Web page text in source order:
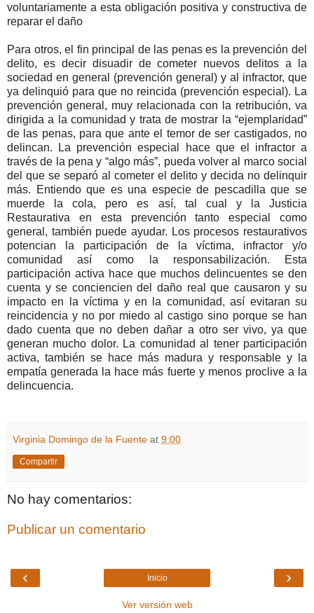
voluntariamente a esta obligación positiva y constructiva de
reparar el daño
Para otros, el fin principal de las penas es la prevención del
delito, es decir disuadir de cometer nuevos delitos a la
sociedad en general (prevención general) y al infractor, que
ya delinquió para que no reincida (prevención especial). La
prevención general, muy relacionada con la retribución, va
dirigida a la comunidad y trata de mostrar la “ejemplaridad”
de las penas, para que ante el temor de ser castigados, no
delincan. La prevención especial hace que el infractor a
través de la pena y “algo más”, pueda volver al marco social
del que se separó al cometer el delito y decida no delinquir
más. Entiendo que es una especie de pescadilla que se
muerde la cola, pero es así, tal cual y la Justicia
Restaurativa en esta prevención tanto especial como
general, también puede ayudar. Los procesos restaurativos
potencian la participación de la víctima, infractor y/o
comunidad así como la responsabilización. Esta
participación activa hace que muchos delincuentes se den
cuenta y se conciencien del daño real que causaron y su
impacto en la víctima y en la comunidad, así evitaran su
reincidencia y no por miedo al castigo sino porque se han
dado cuenta que no deben dañar a otro ser vivo, ya que
generan mucho dolor. La comunidad al tener participación
activa, también se hace más madura y responsable y la
empatía generada la hace más fuerte y menos proclive a la
delincuencia.
Virginia Domingo de la Fuente at 9:00
Compartir
No hay comentarios:
Publicar un comentario
‹ ›
Inicio
Ver versión web